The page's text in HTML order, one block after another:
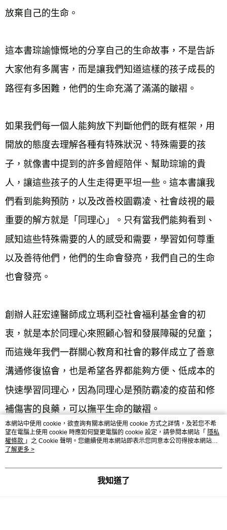
放棄自己的生命。
這本書琮諭慷慨地的分享自己的生命故事，不是告訴
大家他有多厲害，而是讓我們知道這樣的孩子成長的
路徑有多困難，他們的生命充滿了滿滿的皺褶。
如果我們每一個人能夠放下判斷他們的既有框架，用
開放的態度去理解各種有特殊狀況、特殊需要的孩
子，就像書中提到的許多曾經陪伴、幫助琮瑜的貴
人，讓這些孩子的人生走得更平坦一些。這本書讓我
們看到能夠預防，以及改善校園霸凌、社會歧視的最
重要的解方就是「同理心」。只有當我們能夠看到、
感知這些特殊需要的人的感受和需要，學習如何尊重
以及善待他們，他們的生命會發亮，我們自己的生命
也會發亮。
創辦人莊宏達醫師成立瑪利亞社會福利基金會的初
衷，就是本於同理心來照顧心智和發展障礙的兒童；
而這幾年我們一群關心教育和社會的夥伴成立了善意
溝通修復協會，也是希望各界都能夠方便、低成本的
快速學習同理心，因為同理心是預防霸凌的疫苗和修
補傷害的良藥，可以撫平生命的皺褶。
▍許正熙（國立臺灣大學社會工作學系助理教授）
在互動經驗中省思，如何溫柔善待所有人
本網站中使用 cookie，欲查詢有關本網站使用 cookie 方式之詳情，及若您不希
望在電腦上使用 cookie 時應如何變更電腦的 cookie 設定，請參閱本網站「 隱私
權條款 」之 Cookie 聲明。您繼續使用本網站即表示您同意本公司得按本網站使
用條款之 Cookie 聲明使用 cookie。
了解更多 >
我知道了